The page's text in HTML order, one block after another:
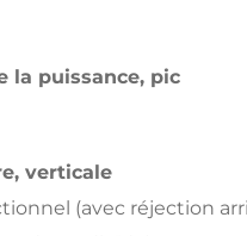
la puissance, pic
verticale
(avec réjection